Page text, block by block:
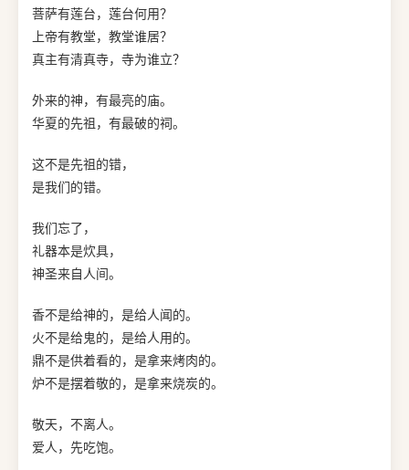
菩萨有莲台，莲台何用？
上帝有教堂，教堂谁居？
真主有清真寺，寺为谁立？
外来的神，有最亮的庙。
华夏的先祖，有最破的祠。
这不是先祖的错，
是我们的错。
我们忘了，
礼器本是炊具，
神圣来自人间。
香不是给神的，是给人闻的。
火不是给鬼的，是给人用的。
鼎不是供着看的，是拿来烤肉的。
炉不是摆着敬的，是拿来烧炭的。
敬天，不离人。
爱人，先吃饱。